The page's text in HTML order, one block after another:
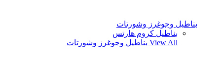
بناطيل وجوغرز وشورتات
بناطيل كروم هارتس
View All بناطيل وجوغرز وشورتات